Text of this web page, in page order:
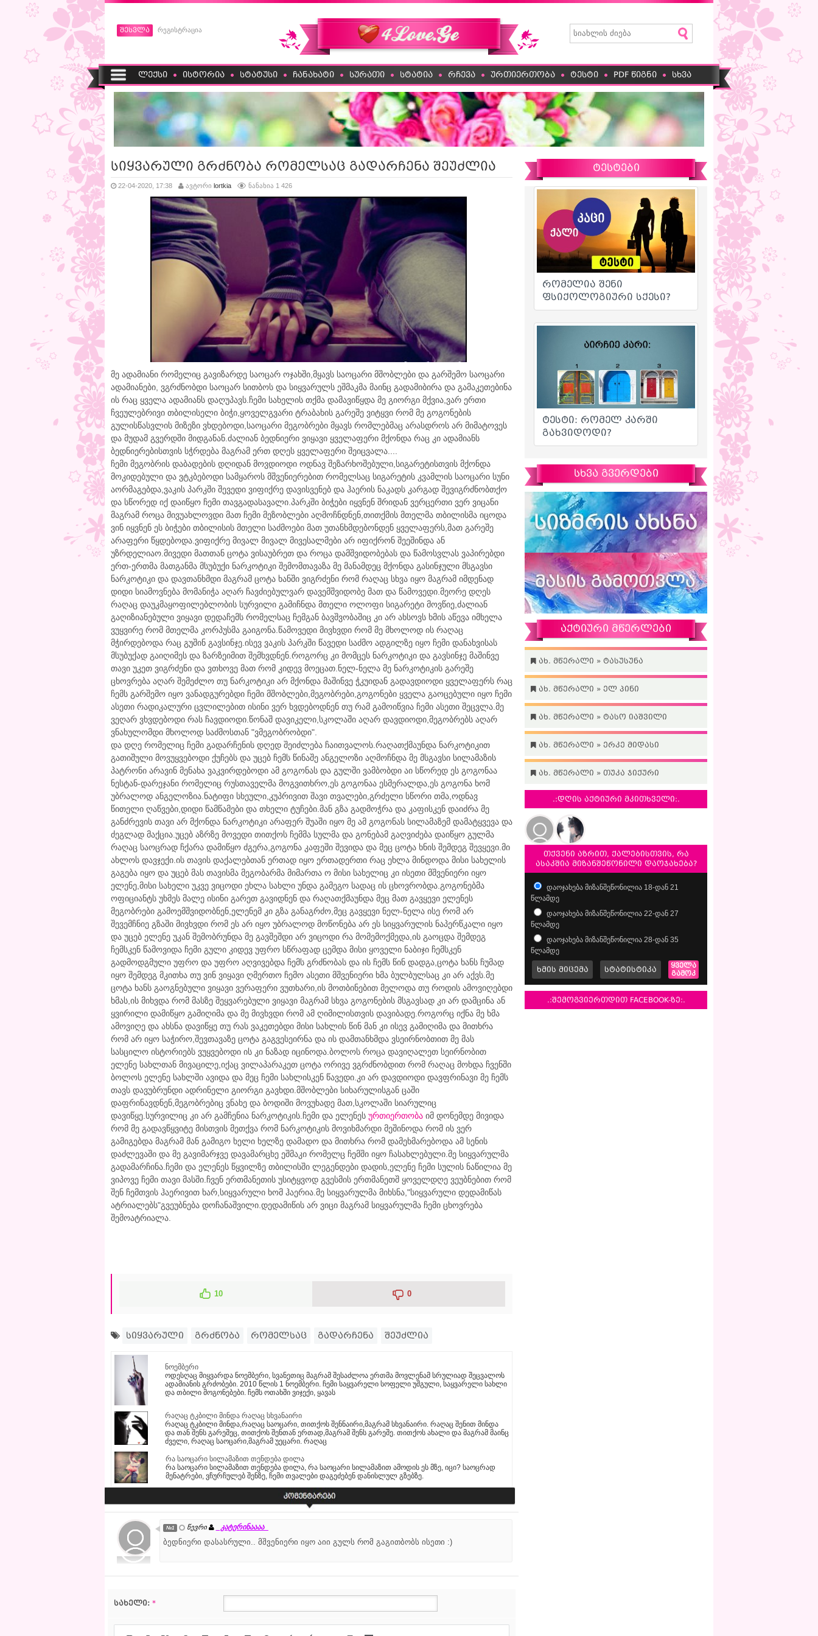
შესვლა რეგისტრაცია
ლექსი ისტორია სტატუსი ჩანახატი სურათი სტატია რჩევა ურთიერთობა ტესტი PDF წიგნი სხვა
სიყვარული გრძნობა რომელსაც გადარჩენა შეუძლია
22-04-2020, 17:38 ავტორი lortkia ნანახია 1 426
მე ადამიანი რომელიც გავიზარდე საოცარ ოჯახში,მყავს საოცარი მშობლები და გარშემო საოცარი
ადამიანები, ვგრძნობდი საოცარ სითბოს და სიყვარულს ეშმაკმა მაინც გადამიბირა და გამაკეთებინა
ის რაც ყველა ადამიანს დაღუპავს.ჩემი სახელის თქმა დამავიწყდა მე გიორგი მქვია,ვარ ერთი
ჩვეულებრივი თბილისელი ბიჭი,ყოველგვარი ტრაბახის გარეშე ვიტყვი რომ მე გოგონების
გულისწასვლის მიზეზი ვხდებოდი,საოცარი მეგობრები მყავს რომლებმაც არასდროს არ მიმატოვეს
და მუდამ გვერდში მიდგანან.ძალიან ბედნიერი ვიყავი ყველაფერი მქონდა რაც კი ადამიანს
ბედნიერებისთვის სჭრდება მაგრამ ერთ დღეს ყველაფერი შეიცვალა....
ჩემი მეგობრის დაბადების დღიდან მოვდიოდი ოდნავ შეზარხოშებული,სიგარეტისთვის მქონდა
მოკიდებული და ვტკბებოდი სამყაროს მშვენიერებით რომელსაც სიგარეტის კვამლის საოცარი სუნი
აორმაგებდა,ვაკის პარკში შევედი ვიფიქრე დავისვენებ და ჰაერის ნაკადს კარგად შევიგრძნობთქო
და სწორედ იქ დაიწყო ჩემი თავგადასავალი.პარკში ბიჭები იყვნენ შრიდან ვერცერთი ვერ ვიცანი
მაგრამ როცა მივუახლოვდი მათ ჩემი მეზობლები აღმოჩნდნენ,თითქმის მთელმა თბილისმა იცოდა
ვინ იყვნენ ეს ბიჭები თბილისის მთელი საძმოები მათ უთანხმდებონდენ ყველაფერს,მათ გარეშე
არაფერი წყდებოდა.ვიფიქრე მივალ მივალ მივესალმები არ იფიქრონ შეეშინდა ან
უზრდელიაო.მივედი მათთან ცოტა ვისაუბრეთ და როცა დამშვიდობებას და წამოსვლას ვაპირებდი
ერთ-ერთმა მათგანმა მსუბუქი ნარკოტიკი შემომთავაზა მე მანამდეც მქონდა გასინჯული მსგავსი
ნარკოტიკი და დავთანხმდი მაგრამ ცოტა ხანში ვიგრძენი რომ რაღაც სხვა იყო მაგრამ იმდენად
დიდი სიამოვნება მომანიჭა აღარ ჩავძიებულვარ დავემშვიდობე მათ და წამოვედი.მეორე დღეს
რაღაც დაუკმაყოფილებლობის სურვილი გამიჩნდა მთელი ოლოფი სიგარეტი მოვწიე,ძალიან
გაღიზიანებული ვიყავი დედაჩემს რომელსაც ჩემგან ბავშვობაშიც კი არ ახსოვს ხმის აწევა იმხელა
ვუყვირე რომ მთელმა კორპუსმა გაიგონა.წამოვედი მივხვდი რომ მე მხოლოდ ის რაღაც
მჭირდებოდა რაც გუშინ გავსინჯე.ისევ ვაკის პარკში წავედი საძმო ადგილზე იყო ჩემი დანახვისას
მსუბუქად გაიღიმეს და ზარზეიმით შემხვდნენ.როგორც კი მომცეს ნარკოტიკი და გავსინჯე მაშინვე
თავი უკეთ ვიგრძენი და ვთხოვე მათ რომ კიდევ მოეცათ.ნელ-ნელა მე ნარკოტიკის გარეშე
ცხოვრება აღარ შემეძლო თუ ნარკოტიკი არ მქონდა მაშინვე ჭკუიდან გადავდიოდი ყველაფერს რაც
ჩემს გარშემო იყო ვანადგურებდი ჩემი მშობლები,მეგობრები,გოგონები ყველა გაოცებული იყო ჩემი
ასეთი რადიკალური ცვლილებით ისინი ვერ ხვდებოდნენ თუ რამ გამოიწვია ჩემი ასეთი შეცვლა.მე
ვეღარ ვხვდებოდი რას ჩავდიოდი.წონაშ დავიკელი,სკოლაში აღარ დავდიოდი,მეგობრებს აღარ
ვნახულომდი მხოლოდ საძმოსთან "ვმეგობრობდი".
და დღე რომელიც ჩემი გადარჩენის დღედ შეიძლება ჩაითვალოს.რაღათქმაუნდა ნარკოტიკით
გათიშული მოვუყვებოდი ქუჩებს და უცებ ჩემს წინაშე ანგელოზი აღმოჩნდა მე მსგავსი სილამაზის
პატრონი არავინ მენახა ვაკვირდებოდი ამ გოგონას და გულში ვამბობდი აი სწორედ ეს გოგონაა
ნესტან-დარეჯანი რომელიც რუსთაველმა მოგვითხრო,ეს გოგონაა ესმერალდა,ეს გოგონა ხომ
უბრალოდ ანგელოზია.ნატიფი სხეული,კუპრივით შავი თვალები,გრძელი სწორი თმა,ოდნავ
წითელი ღაწვები,დიდი წამწამები და თხელი ტუჩები.მან გზა გადმოჭრა და კაფისკენ დაიძრა მე
განძრევის თავი არ მქონდა ნარკოტიკი არაფერ შუაში იყო მე ამ გოგონას სილამაზემ დამატყვევა და
ძეგლად მაქცია.უცებ აზრზე მოვედი თითქოს ჩემმა სულმა და გონებამ გაღვიძება დაიწყო გულმა
რაღაც საოცრად ჩქარა დამიწყო ძგერა,გოგონა კაფეში შევიდა და მეც ცოტა ხნის შემდეგ შევყევი.მი
ახლოს დავჯექი.ის თავის დაქალებთან ერთად იყო ერთადერთი რაც ეხლა მინდოდა მისი სახელის
გაგება იყო და უცებ მას თავისმა მეგობარმა მიმართა ო მისი სახელიც კი ისეთი მშვენიერი იყო
ელენე,მისი სახელი უკვე ვიცოდი ეხლა სახლი უნდა გამეგო სადაც ის ცხოვრობდა.გოგონებმა
ოფიციანტს უხმეს მალე ისინი გარეთ გავიდნენ და რაღათქმაუნდა მეც მათ გავყევი ელენეს
მეგობრები გამოემშვიდობნენ,ელენემ კი გზა განაგრძო,მეც გავყევი ნელ-ნელა ისე რომ არ
შევემჩნიე გზაში მივხვდი რომ ეს არ იყო უბრალოდ მოწონება არ ეს სიყვარულის ნაპერწკალი იყო
და უცებ ელენე უკან შემობრუნდა მე გავშეშდი არ ვიცოდი რა მომემოქმედა,ის გაოცდა შემდეგ
ჩემსკენ წამოვიდა ჩემი გული კიდევ უფრო სწრაფად ცემდა მისი ყოველი ნაბიჯი ჩემსკენ
გადმოდგმული უფრო და უფრო აღვივებდა ჩემს გრძნობას და ის ჩემს წინ დადგა,ცოტა ხანს ჩუმად
იყო შემდეგ მკითხა თუ ვინ ვიყავი ღმერთო ჩემო ასეთი მშვენიერი ხმა ბულბულსაც კი არ აქვს.მე
ცოტა ხანს გაოგნებული ვიყავი ვერაფერი ვუთხარი,ის მოთბინებით მელოდა თუ როდის ამოვიღებდი
ხმას,ის მიხვდა რომ მასზე შეყვარებული ვიყავი მაგრამ სხვა გოგონების მსგავსად კი არ დამცინა ან
ყვირილი დამიწყო გამიღიმა და მე მივხვდი რომ ამ ღიმილისთვის დავიბადე.როგორც იქნა მე ხმა
ამოვიღე და ახსნა დავიწყე თუ რას ვაკეთებდი მისი სახლის წინ მან კი ისევ გამიღიმა და მითხრა
რომ არ იყო საჭირო,შევთავაზე ცოტა გაგვესეირნა და ის დამთანხმდა ვსეირნობთით მე მას
სასცილო ისტორიებს ვუყვებოდი ის კი ნაზად იცინოდა.ბოლოს როცა დავიღალეთ სეირნობით
ელენე სახლთან მივაცილე,იქაც ვილაპარაკეთ ცოტა ორივე ვგრძნობდით რომ რაღაც მოხდა ჩვენში
ბოლოს ელენე სახლში ავიდა და მეც ჩემი სახლისკენ წავედი.კი არ დავდიოდი დავფრინავი მე ჩემს
თავს დავუბრუნდი ადრინელი გიორგი გავხდი.მშობლები სიხარულისგან ცაში
დაფრინავდნენ,მეგობრებიც ვნახე და ბოდიში მოვუხადე მათ,სკოლაში სიარულიც
დავიწყე.სურვილიც კი არ გამჩენია ნარკოტიკის.ჩემი და ელენეს ურთიერთობა იმ დონემდე მივიდა
რომ მე გადავწყვიტე მისთვის მეთქვა რომ ნარკოტიკის მოვიხმარდი მეშინოდა რომ ის ვერ
გამიგებდა მაგრამ მან გამიგო ხელი ხელზე დამადო და მითხრა რომ დამეხმარებოდა ამ სენის
დაძლევაში და მე გავიმარჯვე დავამარცხე ეშმაკი რომელც ჩემში იყო ჩასახლებული.მე სიყვარულმა
გადამარჩინა.ჩემი და ელენეს წყვილზე თბილისში ლეგენდები დადის,ელენე ჩემი სულის ნაწილია მე
ვიპოვე ჩემი თავი მასში.ჩვენ ერთმანეთის უსიტყვოდ გვესმის ერთმანეთშ ყოველდღე ვეუბნებით რომ
შენ ჩემთვის ჰაერივით ხარ,სიყვარული ხომ ჰაერია.მე სიყვარულმა მიხსნა,"სიყვარული დედამიწას
ატრიალებს"გვეუბნება დოჩანაშვილი.დედამიწის არ ვიცი მაგრამ სიყვარულმა ჩემი ცხოვრება
შემოატრიალა.
10 0
სიყვარული გრძნობა რომელსაც გადარჩენა შეუძლია
ნოემბერი
ოდესღაც მიყვარდა ნოემბერი, სვანეთიც მაგრამ შესაძლოა ერთმა მოვლენამ სრულიად შეცვალოს
ადამიანის გრძობები. 2010 წლის 1 ნოემბერი. ჩემი საყვარელი სოფელი უშგული, საყვარელი სახლი
და თბილი მოგონებები. ჩემს ოთახში ვიჯექი, ყავას
რაღაც ტკბილი მინდა რაღაც სხვანაირი
რაღაც ტკბილი მინდა,რაღაც საოცარი, თითქოს შენნაირი,მაგრამ სხვანაირი. რაღაც შენით მინდა
და თან შენს გარეშეც, თითქოს შენთან ერთად,მაგრამ შენს გარეშე. თითქოს ახალი და მაგრამ მაინც
ძველი, რაღაც საოცარი,მაგრამ უეცარი. რაღაც
რა საოცარი სილამაზით თენდება დილა
რა საოცარი სილამაზით თენდება დილა, რა საოცარი სილამაზით ამოდის ეს მზე, იცი? საოცრად
მენატრები, ვჩურჩულებ შენზე, ჩემი თვალები დაგეძებენ დანისლულ გზებზე.
№1 წევრი _კატერინაააა_
ბედნიერი დასასრული.. მშვენიერი იყო აიი გულს რომ გაგითბობს ისეთი :)
სახელი: *
ტესტები
სხვა გვერდები
აქტიური მწერლები
ახ. მწერალი » ტასუსუნა
ახ. მწერალი » ელ პინი
ახ. მწერალი » ტასო იაშვილი
ახ. მწერალი » ერკე მიდასი
ახ. მწერალი » თუკა ჯიქური
.:დღის აქტიური მკითხველი:.
თქვენი აზრით, ქალებისთვის, რა
ასაკშია მიზანშეწონილი დაოჯახება?
დაოჯახება მიზანშეწონილია 18-დან 21
წლამდე
დაოჯახება მიზანშეწონილია 22-დან 27
წლამდე
დაოჯახება მიზანშეწონილია 28-დან 35
წლამდე
ხმის მიცემა სტატისტიკა
ყველა
გამოკ
.:შემოგვიერთდით FACEBOOK-ზე:.